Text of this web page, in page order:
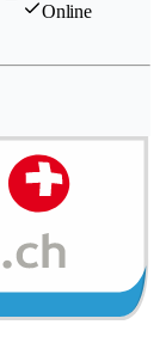
Online